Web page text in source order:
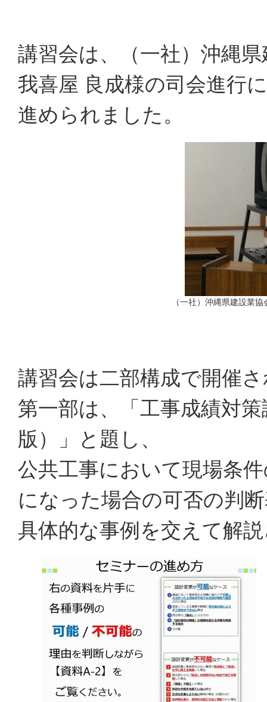
講習会は、（一社）沖縄
我喜屋 良成様の司会進行
進められました。
（一社）沖縄県建設業
講習会は二部構成で開催
第一部は、「工事成績対
版）」と題し、
公共工事において現場条
になった場合の可否の判
具体的な事例を交えて解